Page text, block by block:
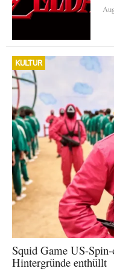
KULTUR
Squid Game US-
Hintergründe enthüllt